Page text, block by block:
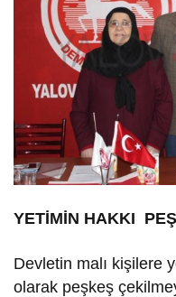
YETİMİN HAKKI
Devletin malı kişilere
olarak peşkeş